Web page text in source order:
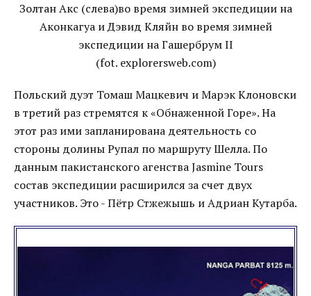
Золтан Акс (слева)во время зимней экспедиции на
Аконкагуа и Дэвид Кляйн во время зимней
экспедиции на Гашербрум II
(fot. explorersweb.com)
Польский дуэт Томаш Мацкевич и Марэк Клоновски
в третий раз стремятся к «Обнаженной Горе». На
этот раз ими запланирована деятельность со
стороны долины Рупал по маршруту Шелла. По
данным пакистанского агенства Jasmine Tours
состав экспедиции расширился за счет двух
участников. Это - Пётр Стжежышь и Адриан Кутарба.